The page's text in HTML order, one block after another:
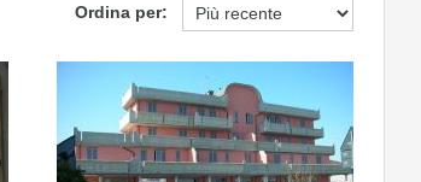
Ordina per: